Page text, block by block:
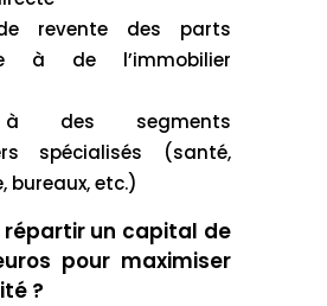
revente des parts
à de l’immobilier
des segments
spécialisés (santé,
bureaux, etc.)
un capital de
pour maximiser
?